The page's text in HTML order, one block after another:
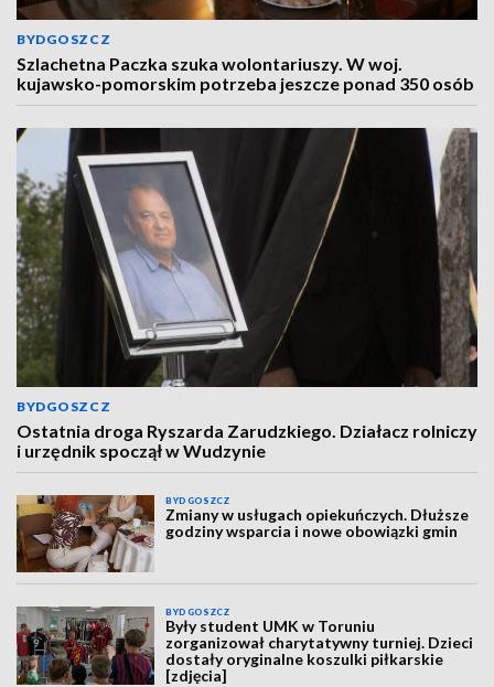
BYDGOSZCZ
Szlachetna Paczka szuka wolontariuszy. W woj.
kujawsko-pomorskim potrzeba jeszcze ponad 350 osób
BYDGOSZCZ
Ostatnia droga Ryszarda Zarudzkiego. Działacz rolniczy
i urzędnik spoczął w Wudzynie
BYDGOSZCZ
Zmiany w usługach opiekuńczych. Dłuższe
godziny wsparcia i nowe obowiązki gmin
BYDGOSZCZ
Były student UMK w Toruniu
zorganizował charytatywny turniej. Dzieci
dostały oryginalne koszulki piłkarskie
[zdjęcia]